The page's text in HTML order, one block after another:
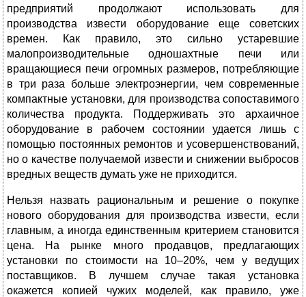
предприятий продолжают использовать для
производства извести оборудование еще советских
времен. Как правило, это сильно устаревшие
малопроизводительные одношахтные печи или
вращающиеся печи огромных размеров, потребляющие
в три раза больше электроэнергии, чем современные
компактные установки, для производства сопоставимого
количества продукта. Поддерживать это архаичное
оборудование в рабочем состоянии удается лишь с
помощью постоянных ремонтов и усовершенствований,
но о качестве получаемой извести и снижении выбросов
вредных веществ думать уже не приходится.
Нельзя назвать рациональным и решение о покупке
нового оборудования для производства извести, если
главным, а иногда единственным критерием становится
цена. На рынке много продавцов, предлагающих
установки по стоимости на 10–20%, чем у ведущих
поставщиков. В лучшем случае такая установка
окажется копией чужих моделей, как правило, уже